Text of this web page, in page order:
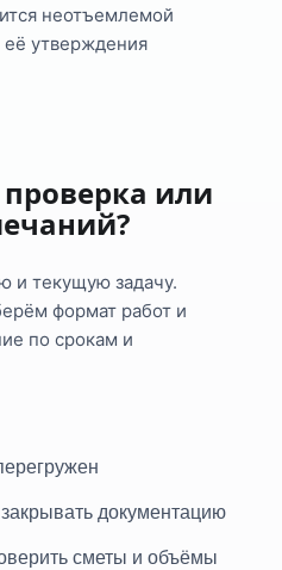
неотъемлемой
её утверждения
или
и текущую задачу.
формат работ и
по срокам и
документацию
сметы и объёмы